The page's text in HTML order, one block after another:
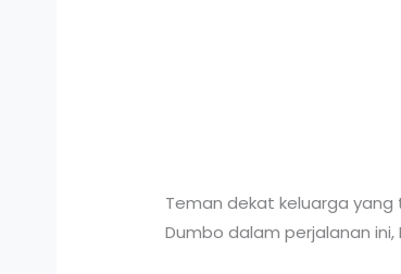
Teman dekat keluarga yang
Dumbo dalam perjalanan